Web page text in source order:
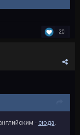
20
- сюда.